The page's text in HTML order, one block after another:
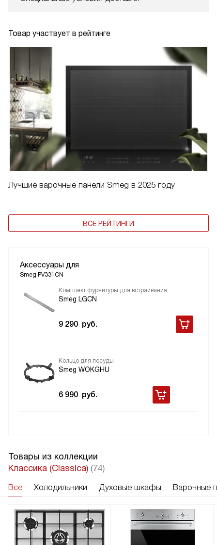
Товар участвует в рейтинге
Лучшие варочные панели Smeg в 2025 году
ВСЕ РЕЙТИНГИ
Аксессуары для
Smeg PV331CN
Комплект фурнитуры для встраивания
Smeg LGCN
9 290 руб.
Кольцо для посуды
Smeg WOKGHU
6 990 руб.
Товары из коллекции
Классика (Classica) (74)
Все Холодильники Духовые шкафы Варочные